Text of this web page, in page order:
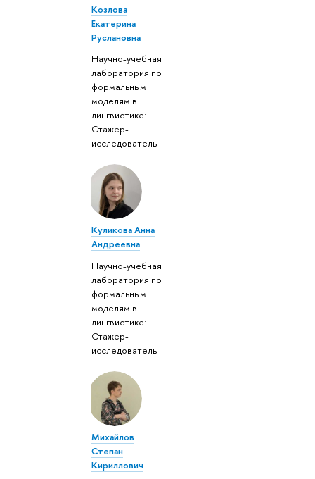
Козлова
Екатерина
Руслановна
Научно-учебная
лаборатория по
формальным
моделям в
лингвистике:
Стажер-
исследователь
Куликова Анна
Андреевна
Научно-учебная
лаборатория по
формальным
моделям в
лингвистике:
Стажер-
исследователь
Михайлов
Степан
Кириллович